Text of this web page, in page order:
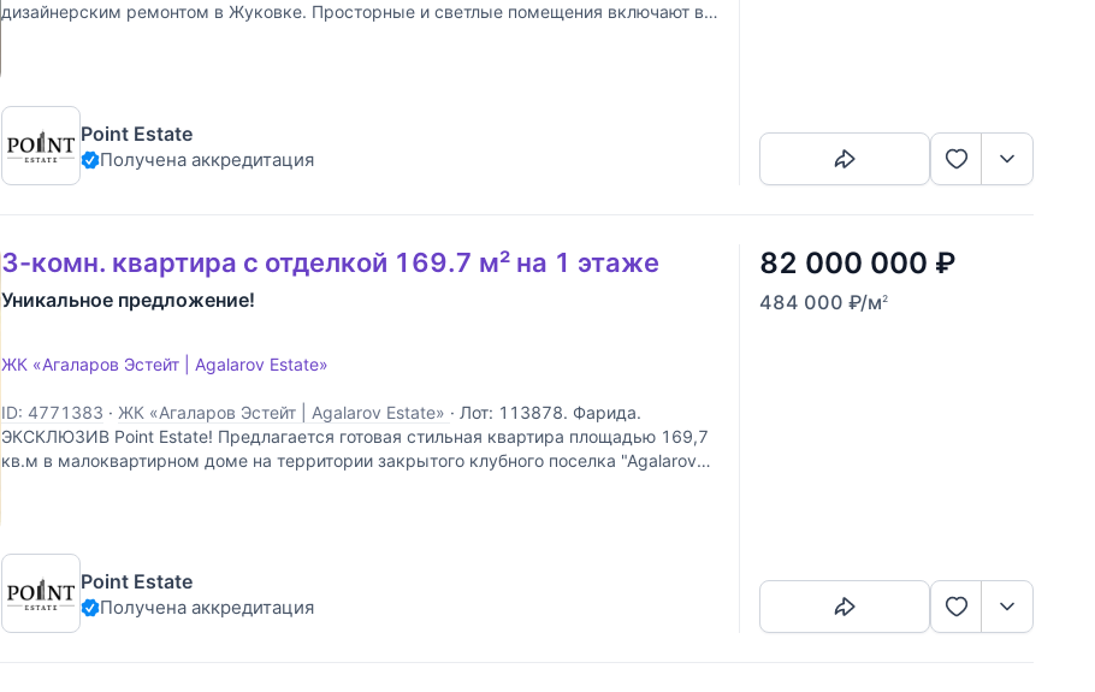
дизайнерским ремонтом в Жуковке. Просторные и светлые помещения включают в
Point Estate
Получена аккредитация
3-комн. квартира с отделкой 169.7 м² на 1 этаже
Уникальное предложение!
ЖК «Агаларов Эстейт | Agalarov Estate»
ID: 4771383 · ЖК «Агаларов Эстейт | Agalarov Estate» · Лот: 113878. Фарида.
ЭКСКЛЮЗИВ Point Estate! Предлагается готовая стильная квартира площадью 169,7
кв.м в малоквартирном доме на территории закрытого клубного поселка "Agalarov
Point Estate
Получена аккредитация
82 000 000 ₽
484 000 ₽/м2